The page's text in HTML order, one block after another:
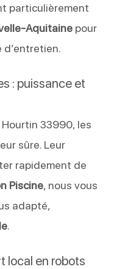
particulièrement
Aquitainepour
: puissance et
33990, les
sûre. Leur
rapidement de
Piscine, nous vous
adapté,
.
local en robots